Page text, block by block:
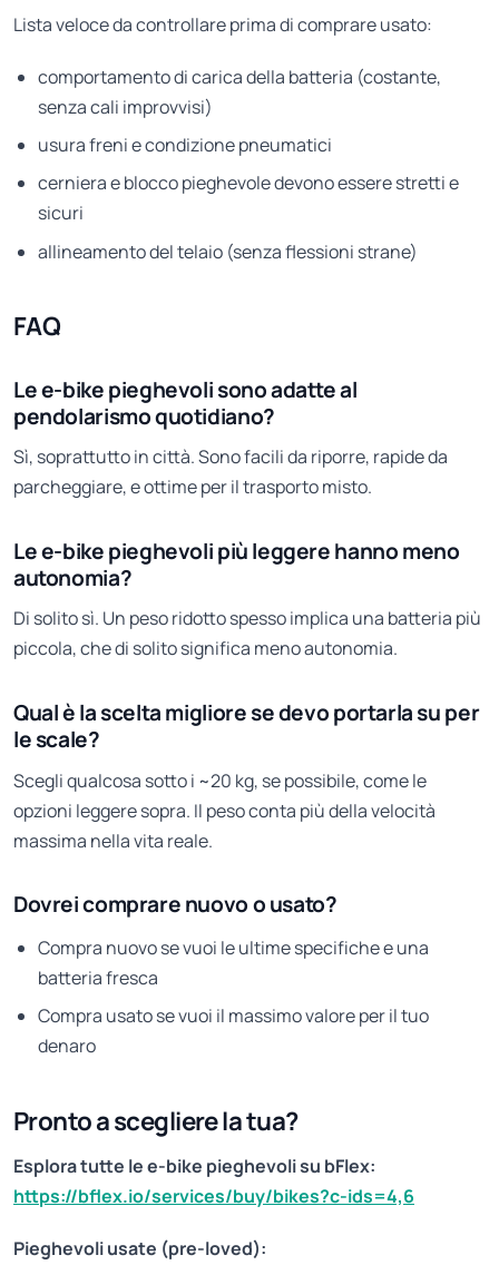
Lista veloce da controllare prima di comprare usato:
comportamento di carica della batteria (costante,
senza cali improvvisi)
usura freni e condizione pneumatici
cerniera e blocco pieghevole devono essere stretti e
sicuri
allineamento del telaio (senza flessioni strane)
FAQ
Le e-bike pieghevoli sono adatte al
pendolarismo quotidiano?
Sì, soprattutto in città. Sono facili da riporre, rapide da
parcheggiare, e ottime per il trasporto misto.
Le e-bike pieghevoli più leggere hanno meno
autonomia?
Di solito sì. Un peso ridotto spesso implica una batteria più
piccola, che di solito significa meno autonomia.
Qual è la scelta migliore se devo portarla su per
le scale?
Scegli qualcosa sotto i ~20 kg, se possibile, come le
opzioni leggere sopra. Il peso conta più della velocità
massima nella vita reale.
Dovrei comprare nuovo o usato?
Compra nuovo se vuoi le ultime specifiche e una
batteria fresca
Compra usato se vuoi il massimo valore per il tuo
denaro
Pronto a scegliere la tua?
Esplora tutte le e-bike pieghevoli su bFlex:
https://bflex.io/services/buy/bikes?c-ids=4,6
Pieghevoli usate (pre-loved):